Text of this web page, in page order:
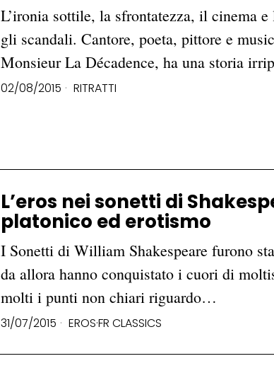
L’ironia sottile, la sfrontatezza, il cinema
gli scandali. Cantore, poeta, pittore e
Monsieur La Décadence, ha una storia
02/08/2015 RITRATTI
L’eros nei sonetti di
platonico ed erotismo
I Sonetti di William Shakespeare furono
da allora hanno conquistato i cuori di
molti i punti non chiari riguardo…
31/07/2015 EROS·FR CLASSICS